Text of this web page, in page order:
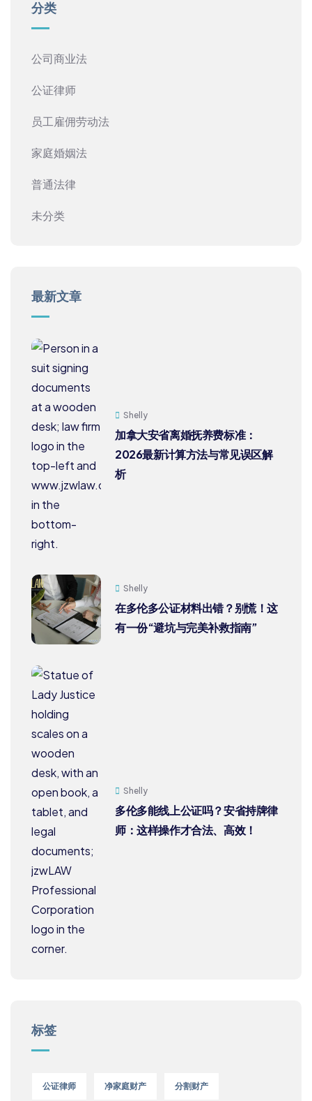
分类
公司商业法
公证律师
员工雇佣劳动法
家庭婚姻法
普通法律
未分类
最新文章
Shelly
加拿大安省离婚抚养费标准：
2026最新计算方法与常见误区解
析
Shelly
在多伦多公证材料出错？别慌！这
有一份“避坑与完美补救指南”
Shelly
多伦多能线上公证吗？安省持牌律
师：这样操作才合法、高效！
标签
公证律师 净家庭财产 分割财产